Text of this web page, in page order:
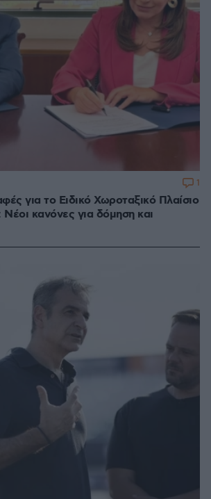
για το Ειδικό Χωροταξικό Πλαίσιο
Νέοι κανόνες για δόμηση και
1